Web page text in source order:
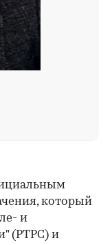
который
и
(РТРС) и